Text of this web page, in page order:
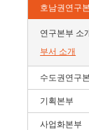
호남권연구
연구본부 소
부서 소개
수도권연구
기획본부
사업화본부